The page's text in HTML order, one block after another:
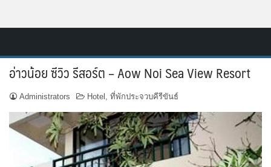
content
Home
ทำเว็บไซต์รีสอร์ท
เกี่ยวกับเรา
อ่าวน้อย ซีวิว รีสอร์ต – Aow Noi Sea View Resort
Administrators Hotel , ที่พักประจวบคีรีขันธ์